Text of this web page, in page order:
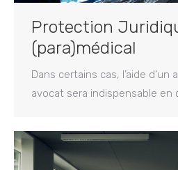
Protection
(para)médical
Dans certains cas, l’aide d’un
avocat sera indispensable en